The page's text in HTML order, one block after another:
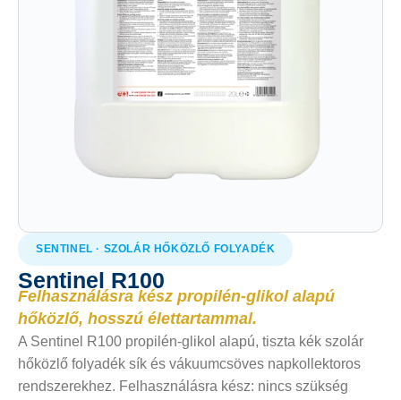
SENTINEL · SZOLÁR HŐKÖZLŐ FOLYADÉK
Sentinel R100
Felhasználásra kész propilén-glikol alapú
hőközlő, hosszú élettartammal.
A Sentinel R100 propilén-glikol alapú, tiszta kék szolár
hőközlő folyadék sík és vákuumcsöves napkollektoros
rendszerekhez. Felhasználásra kész: nincs szükség